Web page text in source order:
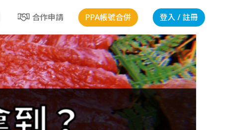
合作申請 PPA帳號合併 登入 / 註冊